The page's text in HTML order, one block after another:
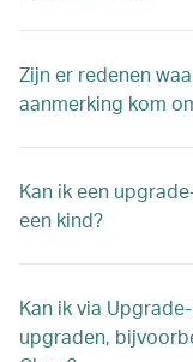
Zijn er redenen
aanmerking kom
Kan ik een
een kind?
Kan ik via
upgraden,